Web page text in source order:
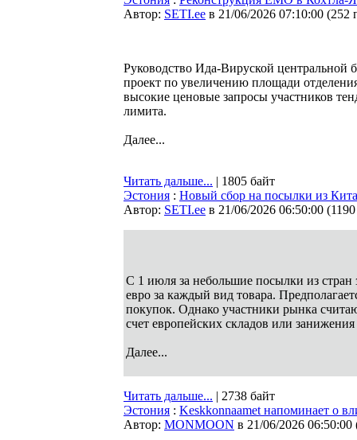
Автор: SETI.ee в 21/06/2026 07:10:00 (252
Руководство Ида-Вируской центральной
проект по увеличению площади
высокие ценовые запросы участников
лимита.
Далее...
Читать дальше... | 1805 байт
Эстония : Новый сбор на посылки из
Автор: SETI.ee в 21/06/2026 06:50:00 (
С 1 июля за небольшие посылки из стран
евро за каждый вид товара.
покупок. Однако участники рынка
счет европейских складов или
Далее...
Читать дальше... | 2738 байт
Эстония : Keskkonnaamet напоминает о
Автор: MONMOON в 21/06/2026 06:50:00